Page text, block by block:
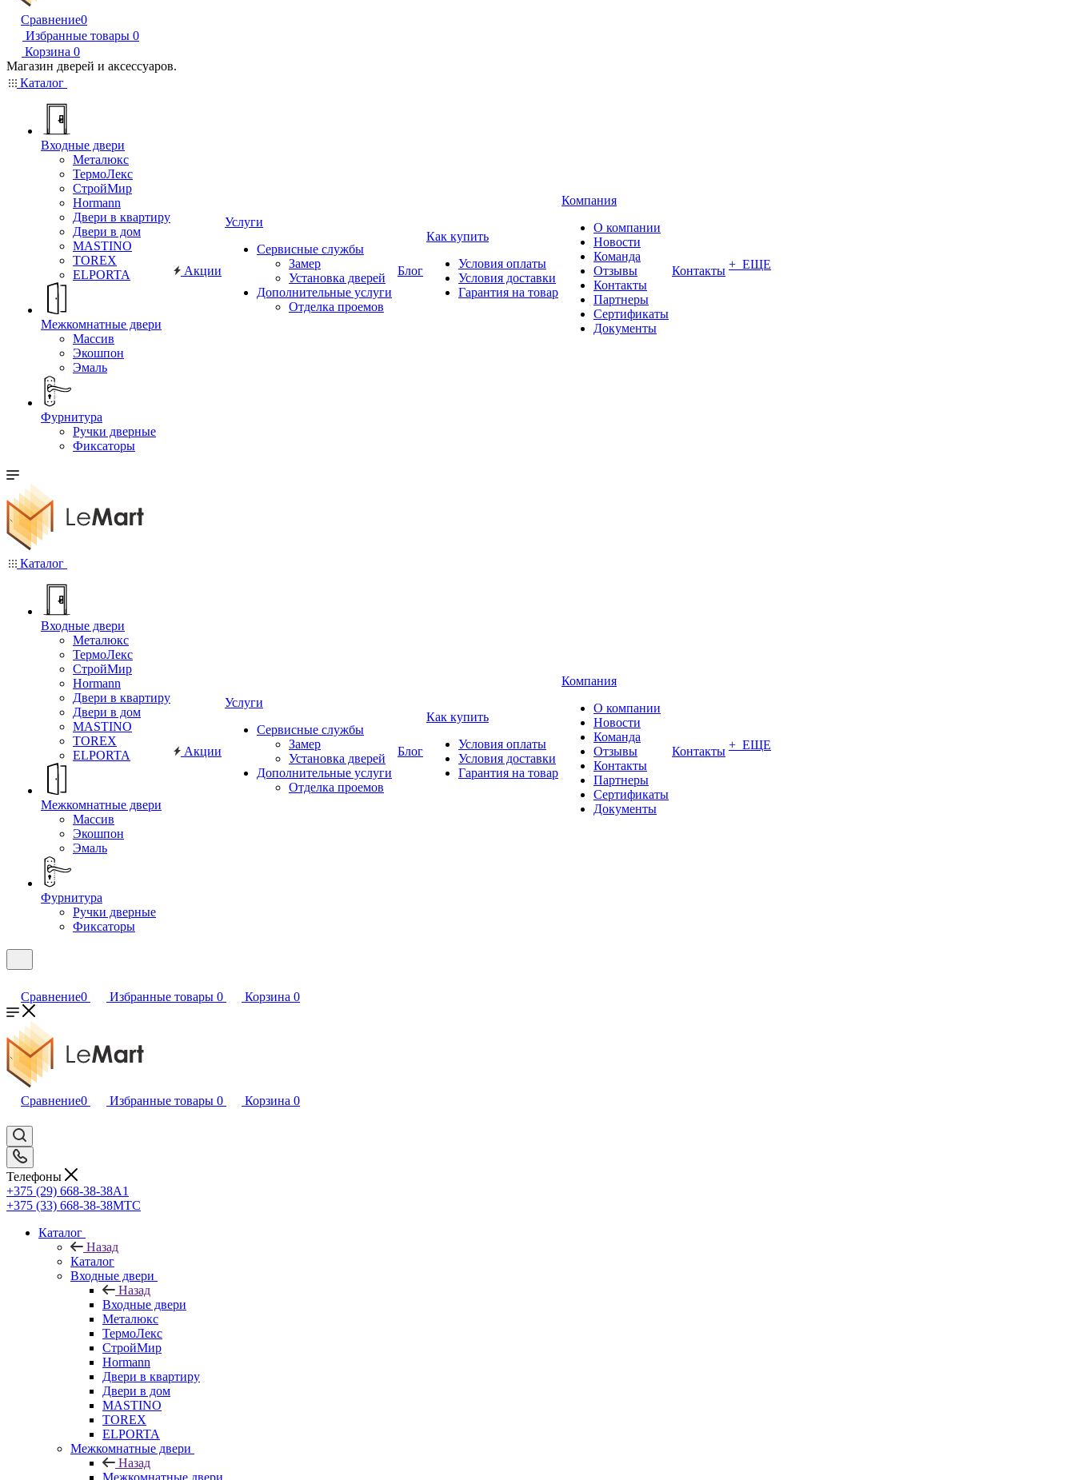
Сравнение0
Избранные товары 0
Корзина 0
Магазин дверей и аксессуаров.
Каталог
Входные двери
Металюкс
ТермоЛекс
СтройМир
Hormann
Двери в квартиру
Двери в дом
MASTINO
TOREX
ELPORTA
Межкомнатные двери
Массив
Экошпон
Эмаль
Фурнитура
Ручки дверные
Фиксаторы
Акции
Услуги
Сервисные службы
Замер
Установка дверей
Дополнительные услуги
Отделка проемов
Блог
Как купить
Условия оплаты
Условия доставки
Гарантия на товар
Компания
О компании
Новости
Команда
Отзывы
Контакты
Партнеры
Сертификаты
Документы
Контакты + ЕЩЕ
Каталог
Входные двери
Металюкс
ТермоЛекс
СтройМир
Hormann
Двери в квартиру
Двери в дом
MASTINO
TOREX
ELPORTA
Межкомнатные двери
Массив
Экошпон
Эмаль
Фурнитура
Ручки дверные
Фиксаторы
Акции
Услуги
Сервисные службы
Замер
Установка дверей
Дополнительные услуги
Отделка проемов
Блог
Как купить
Условия оплаты
Условия доставки
Гарантия на товар
Компания
О компании
Новости
Команда
Отзывы
Контакты
Партнеры
Сертификаты
Документы
Контакты + ЕЩЕ
Сравнение0 Избранные товары 0 Корзина 0
Сравнение0 Избранные товары 0 Корзина 0
Телефоны
+375 (29) 668-38-38A1
+375 (33) 668-38-38МТС
Каталог
Назад
Каталог
Входные двери
Назад
Входные двери
Металюкс
ТермоЛекс
СтройМир
Hormann
Двери в квартиру
Двери в дом
MASTINO
TOREX
ELPORTA
Межкомнатные двери
Назад
Межкомнатные двери